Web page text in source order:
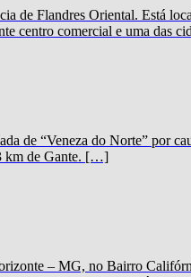
de Flandres Oriental. Está
centro comercial e uma das
de “Veneza do Norte” por
km de Gante. […]
– MG, no Bairro